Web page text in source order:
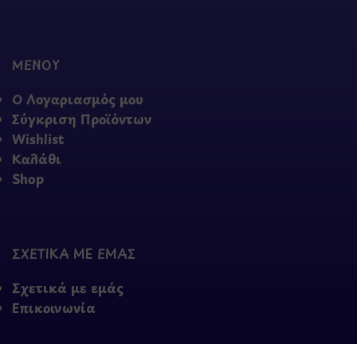
ΜΕΝΟΥ
Ο Λογαριασμός μου
Σύγκριση Προϊόντων
Wishlist
Καλάθι
Shop
ΣΧΕΤΙΚΑ ΜΕ ΕΜΑΣ
Σχετικά με εμάς
Επικοινωνία